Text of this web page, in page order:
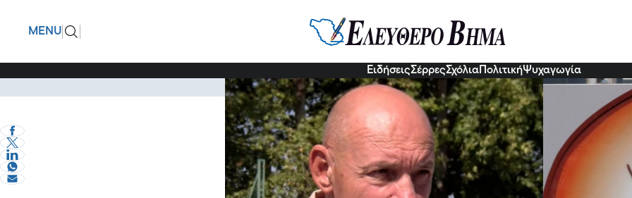
MENU
ΕιδήσειςΣέρρεςΣχόλια ΠολιτικήΨυχαγωγία
Μιχάλης Τζελέπης - Σέρρες: Ποια ΚΥΔ
συμμετείχαν στο σκάνδαλο του
ΘΕΜΗΣ ΠΕΤΑΛΩΤΗΣ 09 Σεπ 2025, 19:17